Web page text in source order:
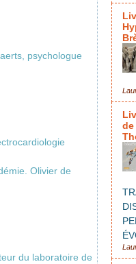
psychologue
Olivier de
du laboratoire de
de